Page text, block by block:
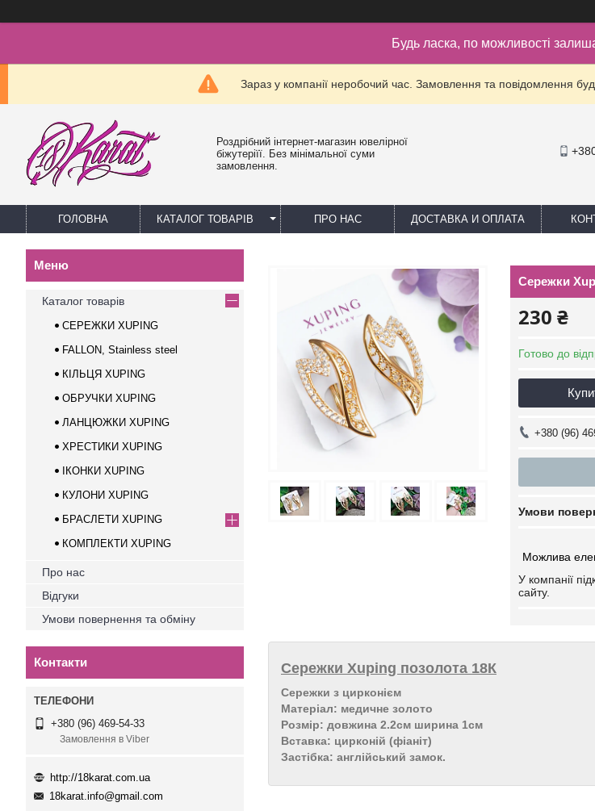
Будь ласка, по можливості
Зараз у компанії неробочий час. Замовлення та повідомлення
Роздрібний інтернет-магазин ювелірної
біжутеріїї. Без мінімальної суми
замовлення.
ГОЛОВНА КАТАЛОГ ТОВАРІВ ПРО НАС ДОСТАВКА И ОПЛАТА
Сережки
230 ₴
Готово до
+380 (96)
У компанії
сайту.
Сережки Xuping позолота 18К
Сережки з цирконієм
Матеріал: медичне золото
Розмір: довжина 2.2см ширина 1см
Вставка: цирконій (фіаніт)
Застібка: англійський замок.
Каталог товарів
СЕРЕЖКИ XUPING
FALLON, Stainless steel
КІЛЬЦЯ XUPING
ОБРУЧКИ XUPING
ЛАНЦЮЖКИ XUPING
ХРЕСТИКИ XUPING
ІКОНКИ XUPING
КУЛОНИ XUPING
БРАСЛЕТИ XUPING
КОМПЛЕКТИ XUPING
Про нас
Відгуки
Умови повернення та обміну
Контакти
+380 (96) 469-54-33
Замовлення в Viber
http://18karat.com.ua
18karat.info@gmail.com